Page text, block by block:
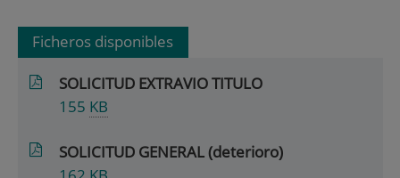
Ficheros disponibles
SOLICITUD EXTRAVIO TITULO
155 KB
SOLICITUD GENERAL (deterioro)